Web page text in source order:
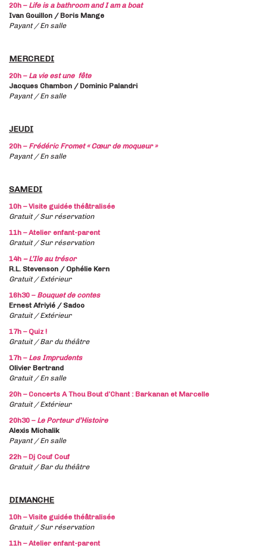
20h – Life is a bathroom and I am a boat
Ivan Gouillon / Boris Mange
Payant / En salle
MERCREDI
20h – La vie est une fête
Jacques Chambon / Dominic Palandri
Payant / En salle
JEUDI
20h – Frédéric Fromet « Cœur de moqueur »
Payant / En salle
SAMEDI
10h – Visite guidée théâtralisée
Gratuit / Sur réservation
11h – Atelier enfant-parent
Gratuit / Sur réservation
14h – L’Ile au trésor
R.L. Stevenson / Ophélie Kern
Gratuit / Extérieur
16h30 –Bouquet de contes
Ernest Afriyié / Sadoo
Gratuit / Extérieur
17h –Quiz !
Gratuit / Bar du théâtre
17h – Les Imprudents
Olivier Bertrand
Gratuit / En salle
20h – Concerts A Thou Bout d’Chant : Barkanan et Marcelle
Gratuit / Extérieur
20h30 – Le Porteur d’Histoire
Alexis Michalik
Payant / En salle
22h – Dj Couf Couf
Gratuit / Bar du théâtre
DIMANCHE
10h – Visite guidée théâtralisée
Gratuit / Sur réservation
11h – Atelier enfant-parent